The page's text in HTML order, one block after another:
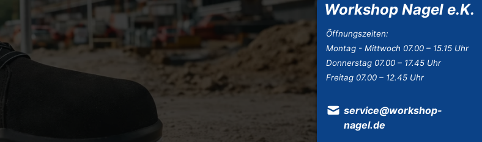
Workshop Nagel e.K.
Öffnungszeiten:
Montag - Mittwoch 07.00 – 15.15 Uhr
Donnerstag 07.00 – 17.45 Uhr
Freitag 07.00 – 12.45 Uhr
service@workshop-
nagel.de